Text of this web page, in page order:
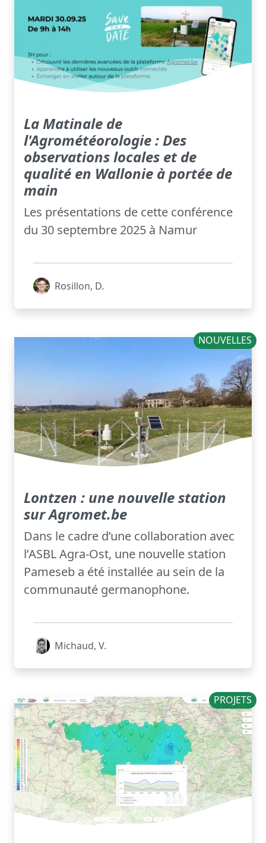
La Matinale de
l'Agrométéorologie : Des
observations locales et de
qualité en Wallonie à portée de
main
Les présentations de cette conférence
du 30 septembre 2025 à Namur
Rosillon, D.
NOUVELLES
Lontzen : une nouvelle station
sur Agromet.be
Dans le cadre d’une collaboration avec
l’ASBL Agra-Ost, une nouvelle station
Pameseb a été installée au sein de la
communauté germanophone.
Michaud, V.
PROJETS